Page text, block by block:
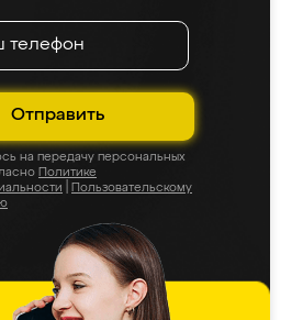
Отправить
на передачу персональных
Политике
Пользовательскому